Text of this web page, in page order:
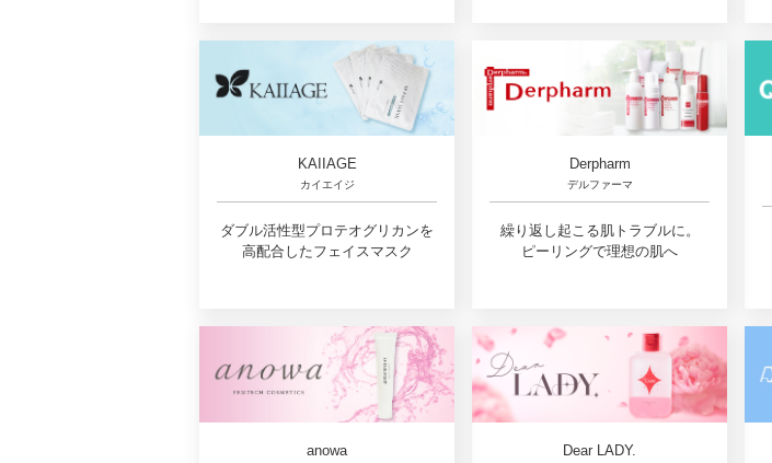
KAIIAGE
カイエイジ
ダブル活性型プロテオグリカンを
高配合したフェイスマスク
Derpharm
デルファーマ
繰り返し起こる肌トラブルに。
ピーリングで理想の肌へ
anowa Dear LADY.